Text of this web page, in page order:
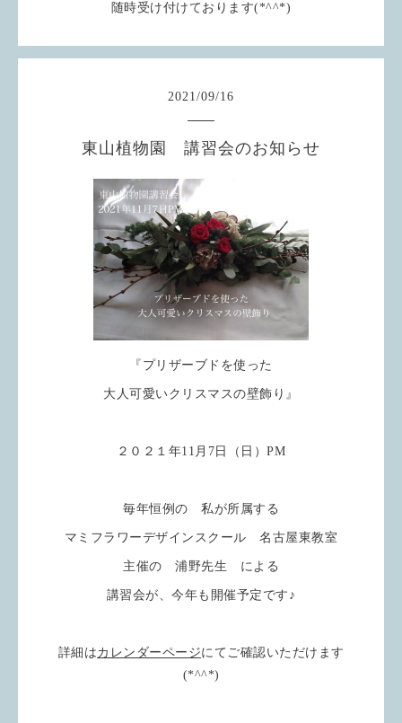
随時受け付けております(*^^*)
2021/09/16
東山植物園 講習会のお知らせ
『プリザーブドを使った
大人可愛いクリスマスの壁飾り』
２０２１年11月7日（日）PM
毎年恒例の 私が所属する
マミフラワーデザインスクール 名古屋東教室
主催の 浦野先生 による
講習会が、今年も開催予定です♪
詳細はカレンダーページにてご確認いただけます
(*^^*)